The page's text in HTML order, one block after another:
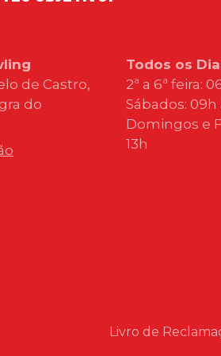
de Castro,
do
Todos os
2ª a 6ª feira:
Sábados: 09h
Domingos e
13h
Livro de